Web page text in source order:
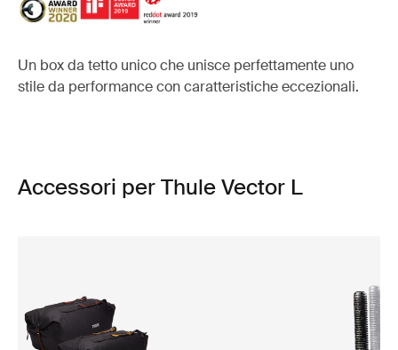
Un box da tetto unico che unisce perfettamente uno
stile da performance con caratteristiche eccezionali.
Accessori per Thule Vector L